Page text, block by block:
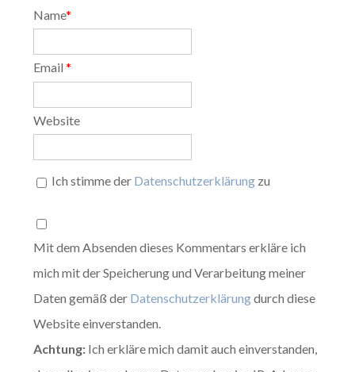
Name*
Email*
Website
Ich stimme der Datenschutzerklärung zu
Mit dem Absenden dieses Kommentars erkläre ich
mich mit der Speicherung und Verarbeitung meiner
Daten gemäß der Datenschutzerklärungdurch diese
Website einverstanden.
Achtung: Ich erkläre mich damit auch einverstanden,